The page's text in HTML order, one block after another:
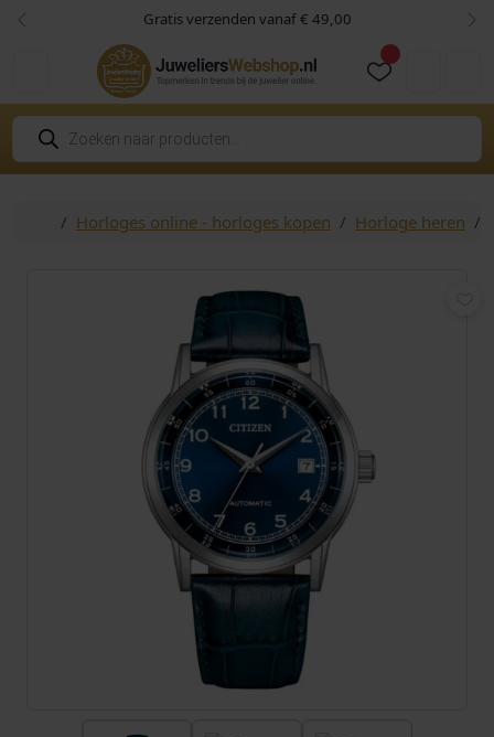
Skip to content
Skip to footer Gratis verzenden vanaf € 49,00
Vorige
P
o
d
HomeHorloges online - horloges kopen Horloge heren